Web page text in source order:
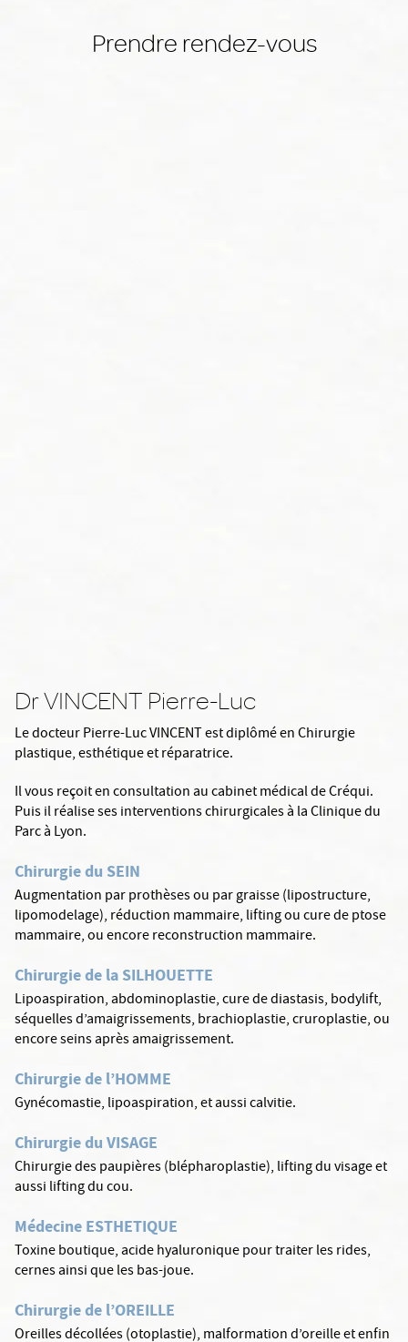
Prendre rendez-vous
Dr VINCENT Pierre-Luc
Le docteur Pierre-Luc VINCENT est diplômé en Chirurgie
plastique, esthétique et réparatrice.
Il vous reçoit en consultation au cabinet médical de Créqui.
Puis il réalise ses interventions chirurgicales à la Clinique du
Parc à Lyon.
Chirurgie du SEIN
Augmentation par prothèses ou par graisse (lipostructure,
lipomodelage), réduction mammaire, lifting ou cure de ptose
mammaire, ou encore reconstruction mammaire.
Chirurgie de la SILHOUETTE
Lipoaspiration, abdominoplastie, cure de diastasis, bodylift,
séquelles d’amaigrissements, brachioplastie, cruroplastie, ou
encore seins après amaigrissement.
Chirurgie de l’HOMME
Gynécomastie, lipoaspiration, et aussi calvitie.
Chirurgie du VISAGE
Chirurgie des paupières (blépharoplastie), lifting du visage et
aussi lifting du cou.
Médecine ESTHETIQUE
Toxine boutique, acide hyaluronique pour traiter les rides,
cernes ainsi que les bas-joue.
Chirurgie de l’OREILLE
Oreilles décollées (otoplastie), malformation d’oreille et enfin